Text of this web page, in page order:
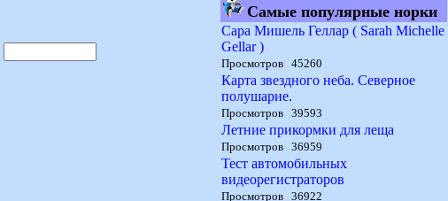
Самые популярные норки
Сара Мишель Геллар ( Sarah Michelle
Gellar )
Просмотров 45260
Карта звездного неба. Северное
полушарие.
Просмотров 39593
Летние прикормки для леща
Просмотров 36959
Тест автомобильных
видеорегистраторов
Просмотров 36922